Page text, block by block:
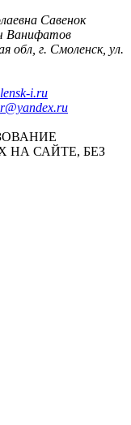
Савенок
Ванифатов
обл, г. Смоленск, ул.
i.ru
НА САЙТЕ, БЕЗ